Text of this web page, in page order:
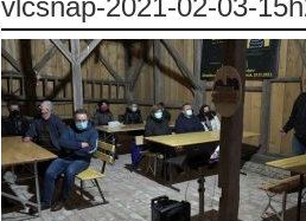
vlcsnap-2021-02-03-